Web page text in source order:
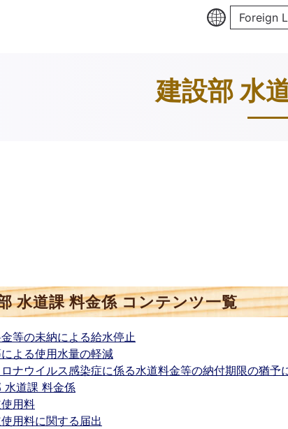
Foreign
建設部 水
水道課 料金係 コンテンツ一覧
等の未納による給水停止
よる使用水量の軽減
ナウイルス感染症に係る水道料金等の納付期限の猶予
水道課 料金係
用料
用料に関する届出